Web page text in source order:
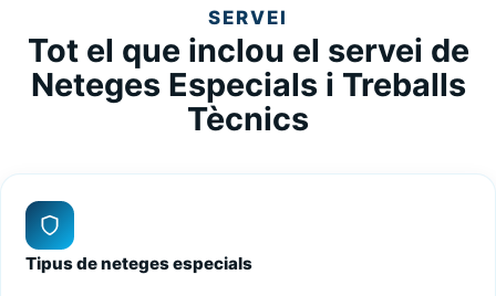
SERVEI
Tot el que inclou el servei de
Neteges Especials i Treballs
Tècnics
Tipus de neteges especials